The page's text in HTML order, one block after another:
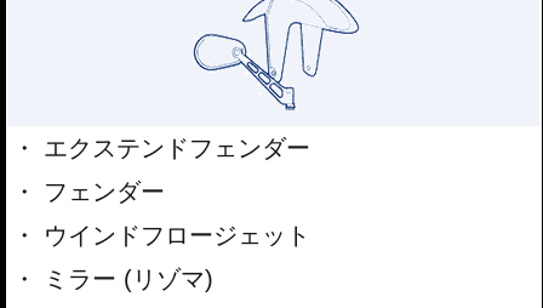
エクステンドフェンダー
フェンダー
ウインドフロージェット
ミラー (リゾマ)